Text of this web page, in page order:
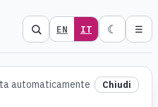
EN IT ☾ ☰
automaticamente
Chiudi